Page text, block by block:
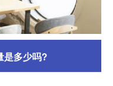
是多少吗?